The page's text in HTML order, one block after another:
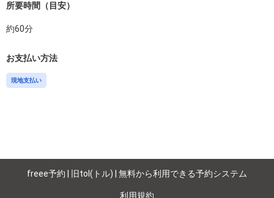
所要時間（目安）
約60分
お支払い方法
現地支払い
freee予約 | 旧tol(トル) | 無料から利用できる予約システム
利用規約